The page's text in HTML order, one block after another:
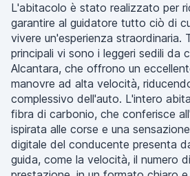
L'abitacolo è stato realizzato per
garantire al guidatore tutto ciò di
vivere un'esperienza straordinaria.
principali vi sono i leggeri sedili da
Alcantara, che offrono un
manovre ad alta velocità,
complessivo dell'auto. L'intero
fibra di carbonio, che conferisce
ispirata alle corse e una
digitale del conducente presenta
guida, come la velocità, il numero